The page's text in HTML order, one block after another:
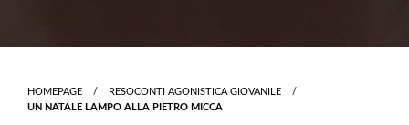
HOMEPAGE
RESOCONTI AGONISTICA GIOVANILE
UN NATALE LAMPO ALLA PIETRO MICCA